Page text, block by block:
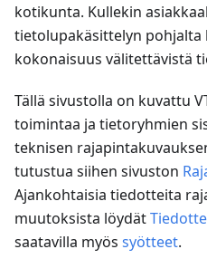
kotikunta. Kullekin
tietolupakäsittelyn pohjalta
kokonaisuus välitettävistä
Tällä sivustolla on kuvattu
toimintaa ja tietoryhmien
teknisen
tutustua siihen sivuston
Ajankohtaisia tiedotteita
muutoksista löydät
saatavilla myös syötteet.